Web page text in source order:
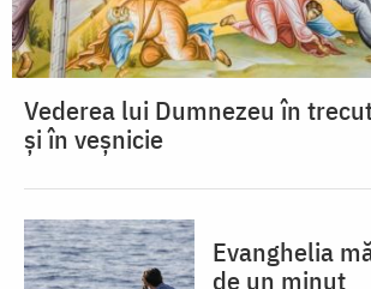
Vederea lui Dumnezeu în
și în veșnicie
Evanghelia
de un minut